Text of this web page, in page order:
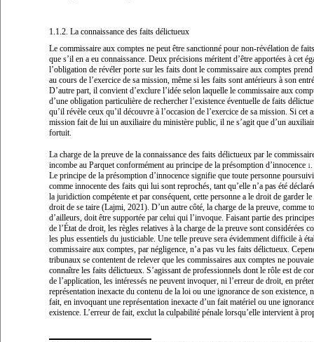
1.1.2. La connaissance des faits délictueux
Le commissaire aux comptes ne peut être sanctionné pour non-révélation de
que s’il en a eu connaissance. Deux précisions méritent d’être apportées à cet
l’obligation de révéler porte sur les faits dont le commissaire aux comptes prend
au cours de l’exercice de sa mission, même si les faits sont antérieurs à son
D’autre part, il convient d’exclure l’idée selon laquelle le commissaire aux
d’une obligation particulière de rechercher l’existence éventuelle de faits
qu’il révèle ceux qu’il découvre à l’occasion de l’exercice de sa mission. Si cet
mission fait de lui un auxiliaire du ministère public, il ne s’agit que d’un
fortuit.
La charge de la preuve de la connaissance des faits délictueux par le
incombe au Parquet conformément au principe de la présomption d’innocence 1.
Le principe de la présomption d’innocence signifie que toute personne
comme innocente des faits qui lui sont reprochés, tant qu’elle n’a pas été
la juridiction compétente et par conséquent, cette personne a le droit de garder
droit de se taire (Lajmi, 2021). D’un autre côté, la charge de la preuve, comme
d’ailleurs, doit être supportée par celui qui l’invoque. Faisant partie des
de l’État de droit, les règles relatives à la charge de la preuve sont considérées
les plus essentiels du justiciable. Une telle preuve sera évidemment difficile à
commissaire aux comptes, par négligence, n’a pas vu les faits délictueux.
tribunaux se contentent de relever que les commissaires aux comptes ne
connaître les faits délictueux. S’agissant de professionnels dont le rôle est de
de l’application, les intéressés ne peuvent invoquer, ni l’erreur de droit, en
représentation inexacte du contenu de la loi ou une ignorance de son existence,
fait, en invoquant une représentation inexacte d’un fait matériel ou une
existence. L’erreur de fait, exclut la culpabilité pénale lorsqu’elle intervient à